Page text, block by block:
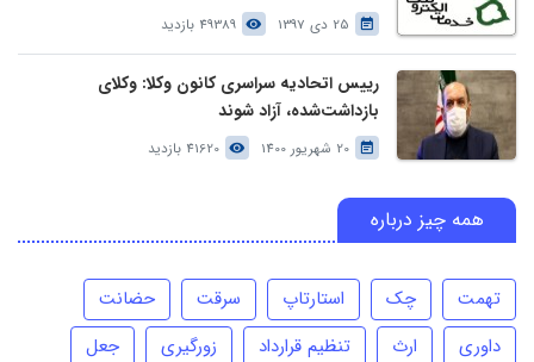
25 دی 1397 49389 بازدید
رییس اتحادیه سراسری کانون وکلا: وکلای
بازداشت‌شده، آزاد شوند
20 شهریور 1400 41620 بازدید
همه چیز درباره
تهمت چک استارتاپ سرقت
حضانت
داوری
ارث تنظیم قرارداد زورگیری
جعل